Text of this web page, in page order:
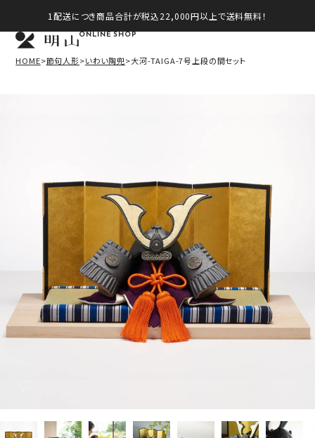
1配送につき商品合計が税込22,000円以上で送料無料！
ONLINE SHOP
HOME 節句人形 いわい陶兜 大河-TAIGA-7号上段の間セット